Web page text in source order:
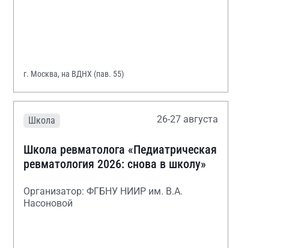
г. Москва, на ВДНХ (пав. 55)
Школа 26-27 августа
Школа ревматолога «Педиатрическая
ревматология 2026: снова в школу»
Организатор: ФГБНУ НИИР им. В.А.
Насоновой